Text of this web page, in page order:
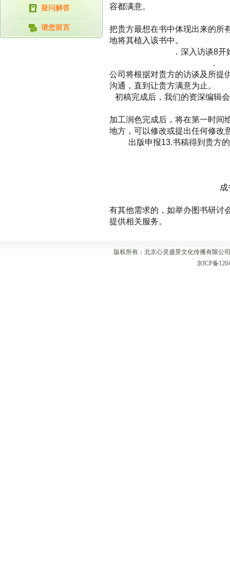
疑问解答
请您留言
容都满意。
把贵方最想在书中体现出来的所
地将其植入该书中。
开
8
．深入访谈
．
公司将根据对贵方的访谈及所提
沟通，直到让贵方满意为止。
初稿完成后，我们的资深编辑
加工润色完成后，将在第一时间
地方，可以修改或提出任何修改
书稿得到贵方
13.
出版申报
有其他需求的，如举办图书研讨
提供相关服务。
版权所有：北京心灵盛景文化传播有限公
京ICP备